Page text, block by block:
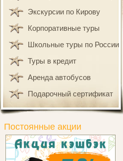
Экскурсии по Кирову
Корпоративные туры
Школьные туры по России
Туры в кредит
Аренда автобусов
Подарочный сертификат
Постоянные акции